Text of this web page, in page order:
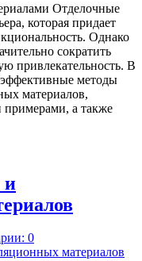
Отделочные
которая придает
Однако
сократить
привлекательность. В
методы
материалов,
примерами, а также
и
0